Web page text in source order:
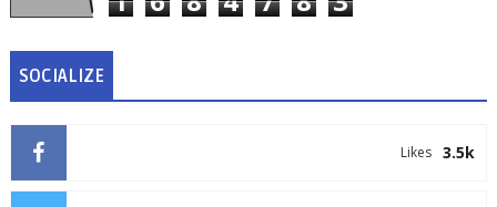
SOCIALIZE
3.5k
Likes